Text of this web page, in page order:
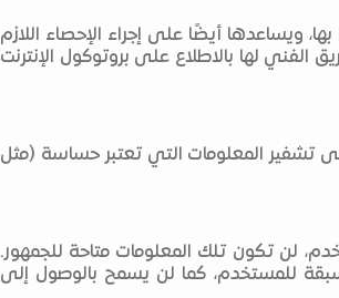
ويساعدها أيضًا على إجراء الإحصاء اللازم
الفني لها بالاطلاع على بروتوكول الإنترنت
تشفير المعلومات التي تعتبر حساسة (مثل
لن تكون تلك المعلومات متاحة للجمهور.
للمستخدم، كما لن يسمح بالوصول إلى